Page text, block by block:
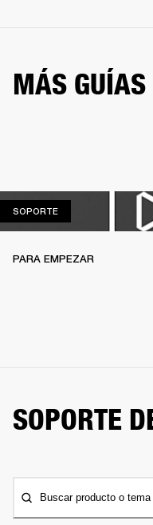
MÁS GUÍAS
SOPORTESOPORTE
PARA EMPEZAR
SOPORTE
Buscar producto o tema